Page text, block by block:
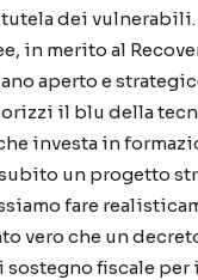
dei vulnerabili.
in merito al
aperto e
il blu della
investa in
un progetto
fare
vero che un
fiscale per